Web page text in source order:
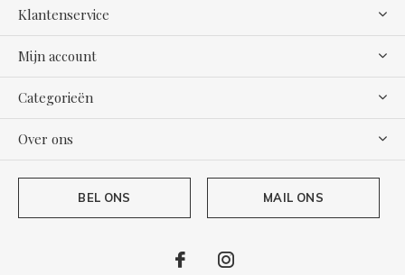
Klantenservice
Mijn account
Categorieën
Over ons
BEL ONS MAIL ONS